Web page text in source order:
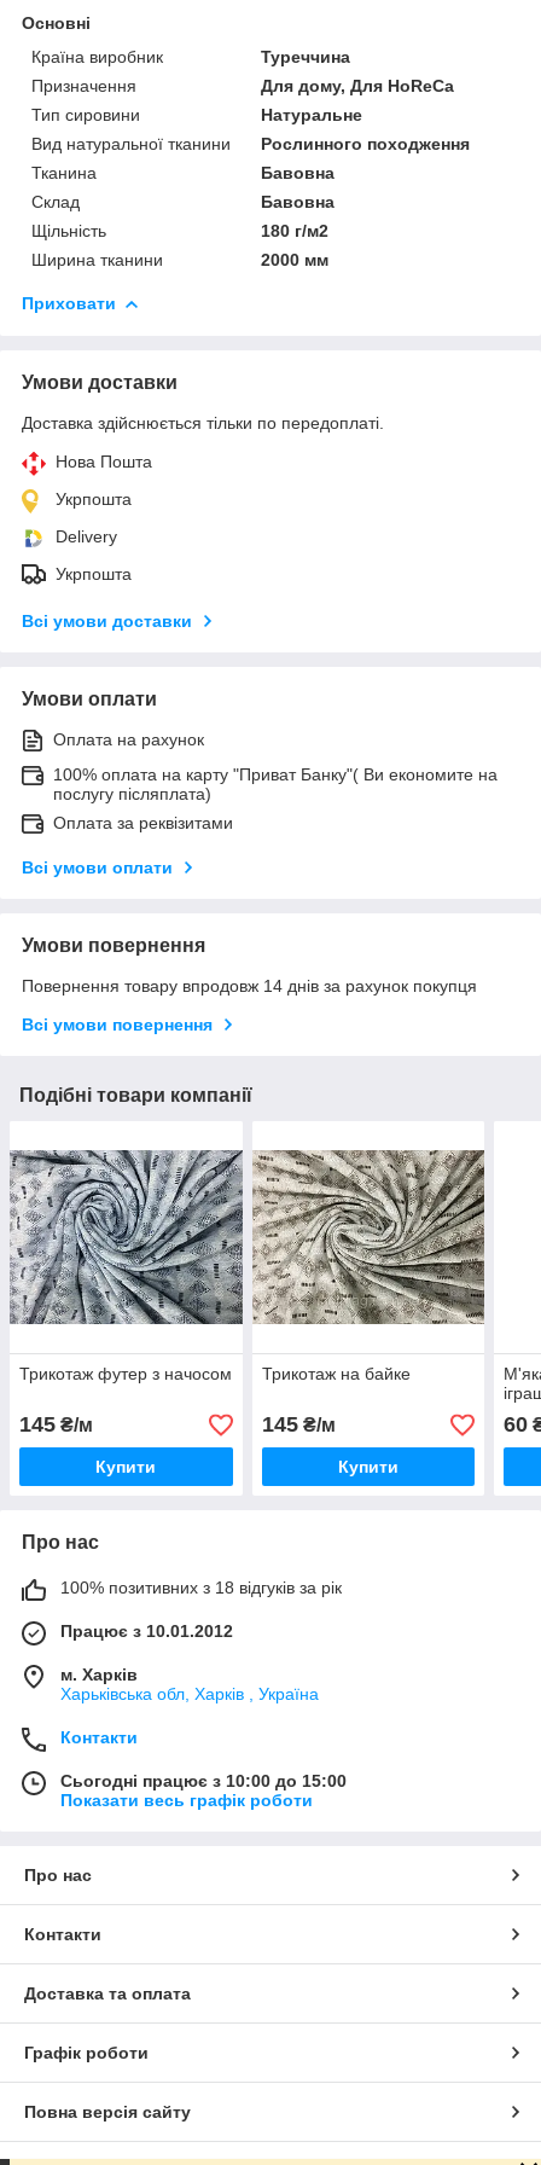
Основні
Країна виробник
Туреччина
Призначення
Для дому, Для HoReCa
Тип сировини
Натуральне
Вид натуральної тканини
Рослинного походження
Тканина
Бавовна
Склад
Бавовна
Щільність
180 г/м2
Ширина тканини
2000 мм
Приховати
Умови доставки
Доставка здійснюється тільки по передоплаті.
Нова Пошта
Укрпошта
Delivery
Укрпошта
Всі умови доставки
Умови оплати
Оплата на рахунок
100% оплата на карту "Приват Банку"( Ви економите на
послугу післяплата)
Оплата за реквізитами
Всі умови оплати
Умови повернення
Повернення товару впродовж 14 днів за рахунок покупця
Всі умови повернення
Подібні товари компанії
Трикотаж футер з начосом
145 ₴/м
Купити
Трикотаж на байке
145₴/м
Купити
60
Про нас
100% позитивних з 18 відгуків за рік
Працює з 10.01.2012
м. Харків
Харьківська обл, Харків , Україна
Контакти
Сьогодні працює з 10:00 до 15:00
Показати весь графік роботи
Про нас
Контакти
Доставка та оплата
Графік роботи
Повна версія сайту